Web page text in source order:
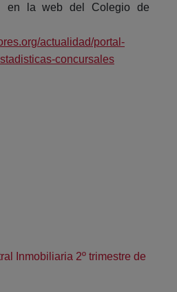
en la web del Colegio de
actualidad/portal-
concursales
Inmobiliaria 2º trimestre de